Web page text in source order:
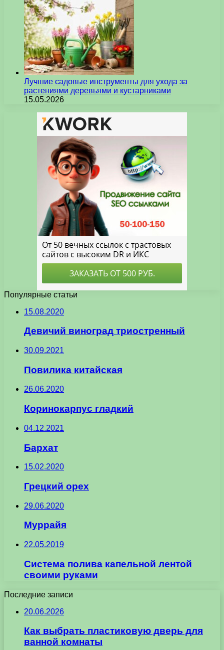
Лучшие садовые инструменты для ухода за
растениями деревьями и кустарниками
15.05.2026
Популярные статьи
15.08.2020
Девичий виноград триостренный
30.09.2021
Повилика китайская
26.06.2020
Коринокарпус гладкий
04.12.2021
Бархат
15.02.2020
Грецкий орех
29.06.2020
Муррайя
22.05.2019
Система полива капельной лентой
своими руками
Последние записи
20.06.2026
Как выбрать пластиковую дверь для
ванной комнаты